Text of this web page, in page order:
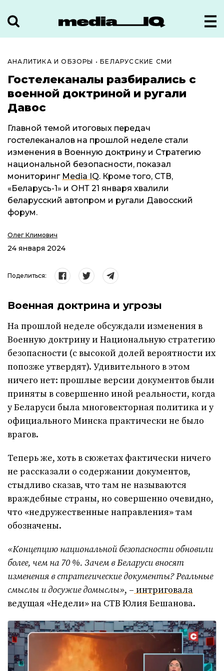
АНАЛИТИКА И ОБЗОРЫ •БЕЛАРУССКИЕ СМИ
Гостелеканалы разбирались с
военной доктриной и ругали
Давос
Главной темой итоговых передач
гостелеканалов на прошлой неделе стали
изменения в Военную доктрину и Стратегию
национальной безопасности, показал
мониторинг Media IQ. Кроме того, СТВ,
«Беларусь-1» и ОНТ 21 января хвалили
беларусский автопром и ругали Давосский
форум.
Олег Климович
24 января 2024
Поделиться:
Военная доктрина и угрозы
На прошлой неделе обсуждали изменения в
Военную доктрину и Национальную стратегию
безопасности (с высокой долей вероятности их
попозже утвердят). Удивительного в этом
ничего нет: прошлые версии документов были
приняты в совершенно иной реальности, когда
у Беларуси была многовекторная политика и у
официального Минска практически не было
врагов.
Теперь же, хоть в сюжетах фактически ничего
не рассказали о содержании документов,
стыдливо сказав, что там не называются
враждебные страны, но совершенно очевидно,
что «недружественные направления» там
обозначены.
«Концепцию национальной безопасности обновили
более, чем на 70 %. Зачем в Беларуси вносят
изменения в стратегические документы? Реальные
смыслы и досужие домыслы», – интриговала
ведущая «Недели» на СТВ Юлия Бешанова.